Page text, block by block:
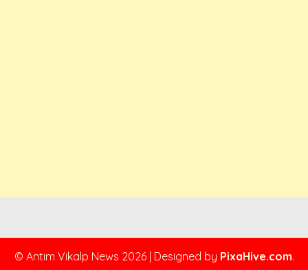
© Antim Vikalp News 2026 Designed by PixaHive.com.